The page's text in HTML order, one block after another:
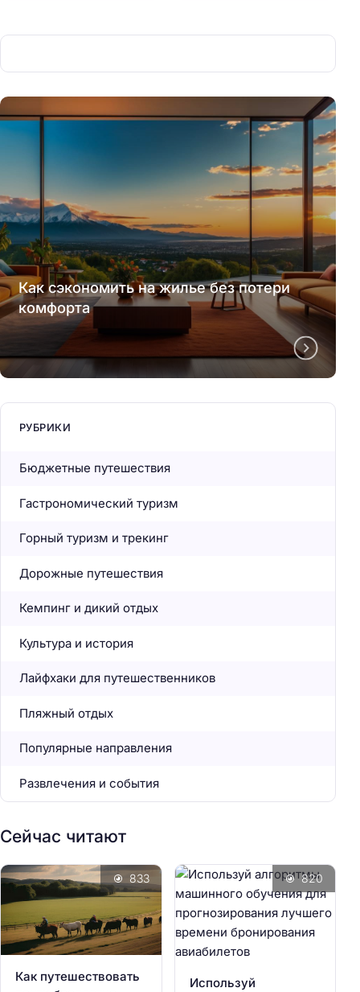
Как сэкономить на жилье без потери
комфорта
РУБРИКИ
Бюджетные путешествия
Гастрономический туризм
Горный туризм и трекинг
Дорожные путешествия
Кемпинг и дикий отдых
Культура и история
Лайфхаки для путешественников
Пляжный отдых
Популярные направления
Развлечения и события
Сейчас читают
Как путешествовать
833
Используй
820